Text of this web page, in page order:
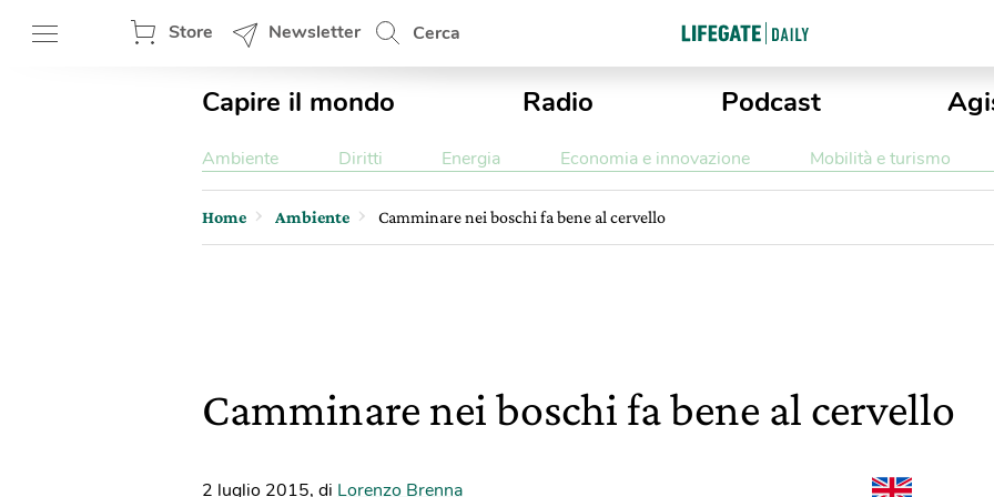
Store Newsletter Cerca
Capire il mondo Radio Podcast
Ambiente Diritti Energia Economia e innovazione Mobilità e turismo
Home Ambiente Camminare nei boschi fa bene al cervello
Camminare nei boschi fa bene al cervello
2 luglio 2015, di Lorenzo Brenna